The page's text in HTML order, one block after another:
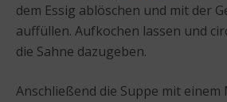
dem Essig ablöschen und mit der
auffüllen. Aufkochen lassen und
die Sahne dazugeben.
Anschließend die Suppe mit